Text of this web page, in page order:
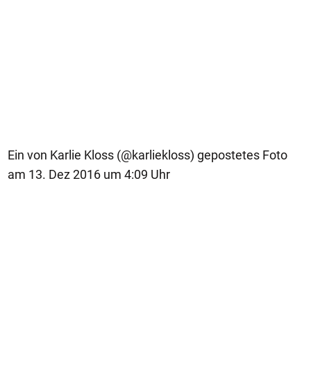
Ein von Karlie Kloss (@karliekloss) gepostetes Foto
am 13. Dez 2016 um 4:09 Uhr